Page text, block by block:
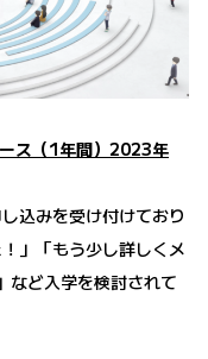
ス（1年間）2023年
込みを受け付けており
」「もう少し詳しくメ
など入学を検討されて